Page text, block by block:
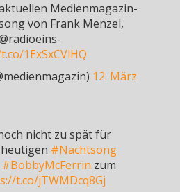
Medienmagazin-
von Frank Menzel,
1ExSxCVlHQ
12. März
nicht zu spät für
#Nachtsong
#BobbyMcFerrin zum
t.co/jTWMDcq8Gj